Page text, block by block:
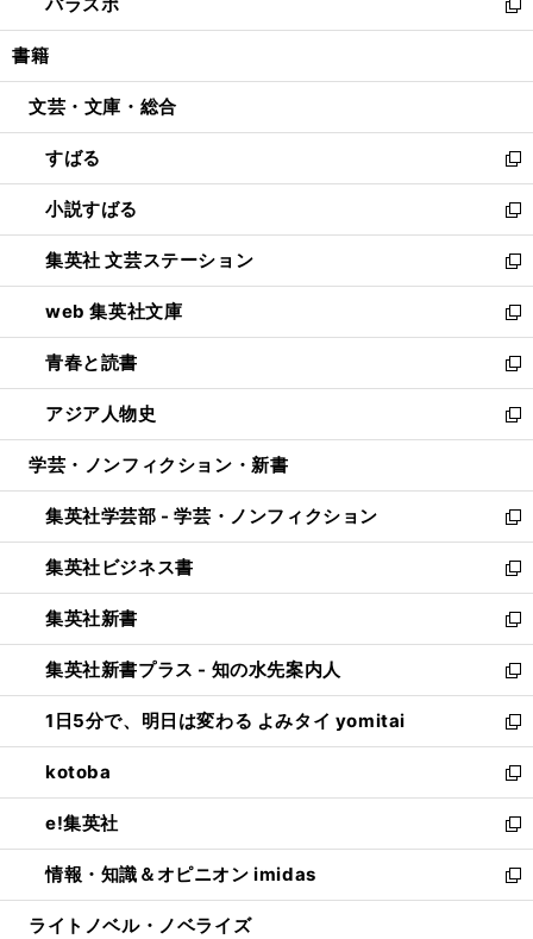
で
開
ド
ウ
開
ィ
ン
ウ
開
く
い
ウ
ン
ウ
で
開
く
新
し
ウ
ン
ド
ウ
で
開
く
書籍
文芸・文庫・総合
すばる
新
し
い
ウ
ィ
ン
ド
ウ
で
開
く
小説すばる
新
し
い
ウ
ィ
ン
ド
ウ
で
開
集英社 文芸ステーション
新
し
い
ウ
ィ
ン
ド
ウ
開
く
web 集英社文庫
新
し
い
ウ
ィ
ン
ウ
で
開
く
青春と読書
新
し
い
ウ
ン
ド
ウ
で
開
く
アジア人物史
新
し
ウ
ィ
ン
ド
ウ
で
開
く
学芸・ノンフィクション・新書
集英社学芸部 - 学芸・ノンフィクション
新
し
い
ウ
ィ
ン
ド
ウ
で
開
く
集英社ビジネス書
新
し
い
ウ
ィ
ン
ド
ウ
で
開
く
集英社新書
新
し
い
ウ
ィ
ン
ド
ウ
で
開
く
集英社新書プラス - 知の水先案内人
新
し
い
ウ
ィ
ン
ド
ウ
で
開
1日5分で、明日は変わる よみタイ yomitai
新
し
い
ウ
ィ
ン
ド
ウ
kotoba
新
し
い
ウ
ィ
ン
e!集英社
新
し
い
ウ
情報・知識＆オピニオン imidas
新
し
ライトノベル・ノベライズ